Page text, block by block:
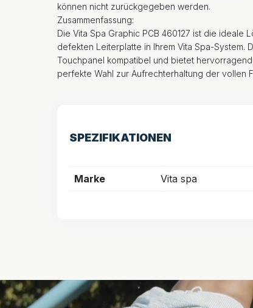
können nicht zurückgegeben werden.
Zusammenfassung:
Die Vita Spa Graphic PCB 460127 ist die ideale
defekten Leiterplatte in Ihrem Vita Spa-System.
Touchpanel kompatibel und bietet
perfekte Wahl zur Aufrechterhaltung der vollen
SPEZIFIKATIONEN
Marke Vita spa